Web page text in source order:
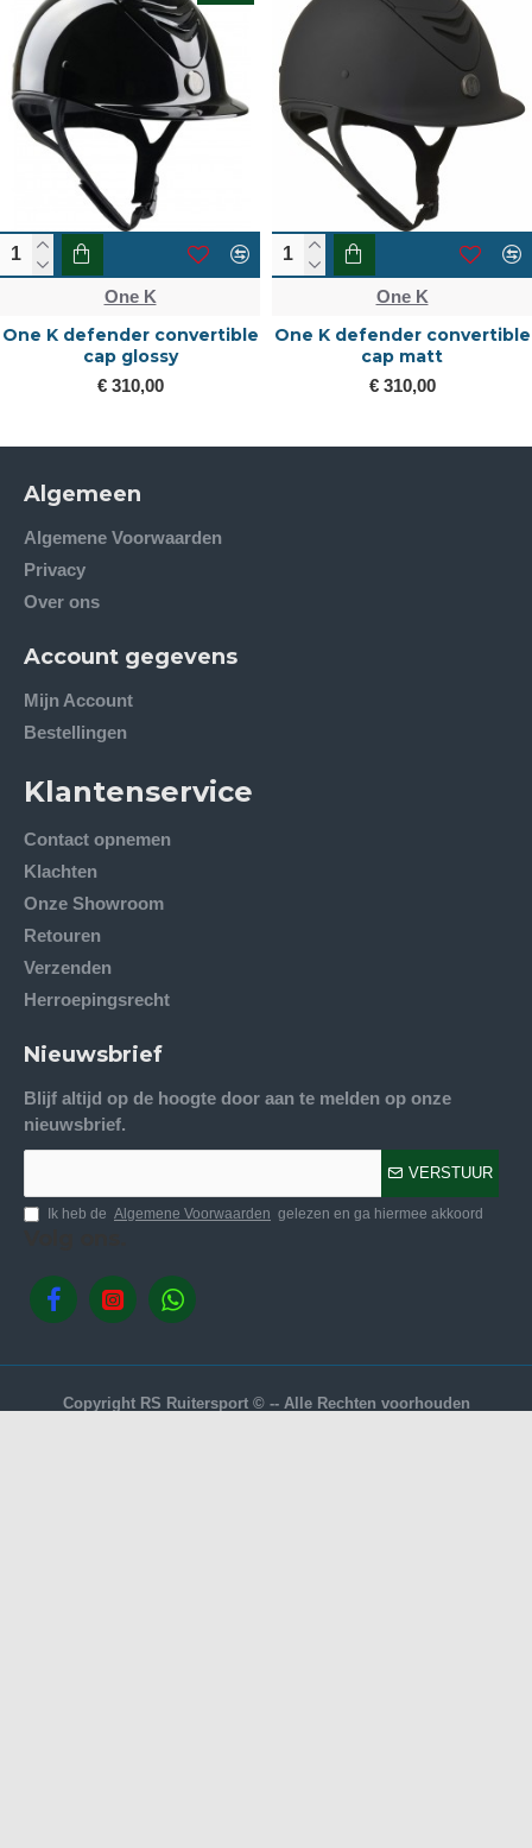
One K
One K defender convertible
cap glossy
€ 310,00
One K
One K defender convertible
cap matt
€ 310,00
Algemeen
Algemene Voorwaarden
Privacy
Over ons
Account gegevens
Mijn Account
Bestellingen
Klantenservice
Contact opnemen
Klachten
Onze Showroom
Retouren
Verzenden
Herroepingsrecht
Nieuwsbrief
Blijf altijd op de hoogte door aan te melden op onze
nieuwsbrief.
VERSTUUR
Ik heb de Algemene Voorwaarden gelezen en ga hiermee akkoord
Copyright RS Ruitersport © -- Alle Rechten voorhouden